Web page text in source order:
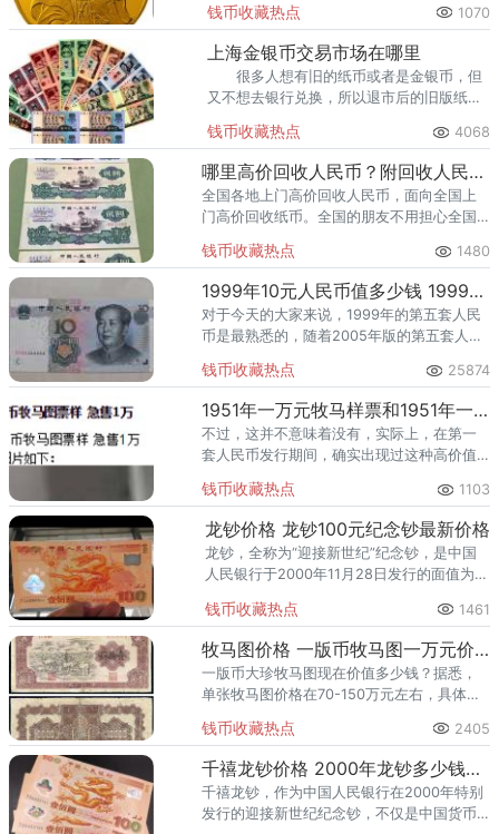
人系列的金银纪念币，94年周文王金币位列
其中。
钱币收藏热点 1070
上海金银币交易市场在哪里
很多人想有旧的纸币或者是金银币，但
又不想去银行兑换，所以退市后的旧版纸币
的一个问题。下面给大家介绍上海金银币交
易市场。
钱币收藏热点 4068
哪里高价回收人民币？附回收人民币价格表
全国各地上门高价回收人民币，面向全国上
门高价回收纸币。全国的朋友不用担心全国
收纸币旧版纸币钱币人民币，提供上门回收
服务，欢迎致电咨询。
钱币收藏热点 1480
1999年10元人民币值多少钱 1999年10元人民币最新价格
对于今天的大家来说，1999年的第五套人民
币是最熟悉的，随着2005年版的第五套人民
越少，大家都知道物以稀为贵，所以这款10
元人民币价格
钱币收藏热点 25874
​1951年一万元牧马样票和1951年一万元牧马图的价格分别是
不过，这并不意味着没有，实际上，在第一
套人民币发行期间，确实出现过这种高价值
万元牧马只流行了七年，后来就停止流通
了。
钱币收藏热点 1103
龙钞价格 龙钞100元纪念钞最新价格
龙钞，全称为“迎接新世纪”纪念钞，是中国
人民银行于2000年11月28日发行的面值为
第一枚塑料钞，也是我国大陆第一张生肖贺
岁钞，具有极高的
钱币收藏热点 1461
牧马图价格 一版币牧马图一万元价格
一版币大珍牧马图现在价值多少钱？据悉，
单张牧马图价格在70-150万元左右，具体依
币都承载着历史的印记，其中“壹万元牧马
图”更是被誉为收藏界的
钱币收藏热点 2405
千禧龙钞价格 2000年龙钞多少钱一张
千禧龙钞，作为中国人民银行在2000年特别
发行的迎接新世纪纪念钞，不仅是中国货币